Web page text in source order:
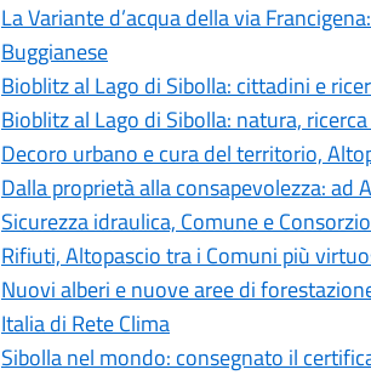
La Variante d’acqua della via
Buggianese
Bioblitz al Lago di Sibolla: cittadini e
Bioblitz al Lago di Sibolla: natura,
Decoro urbano e cura del territorio,
Dalla proprietà alla consapevolezza:
Sicurezza idraulica, Comune e
Rifiuti, Altopascio tra i Comuni più
Nuovi alberi e nuove aree di
Italia di Rete Clima
Sibolla nel mondo: consegnato il